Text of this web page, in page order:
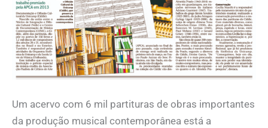
Um acervo com 6 mil partituras de obras importantes
da produção musical contemporânea está a